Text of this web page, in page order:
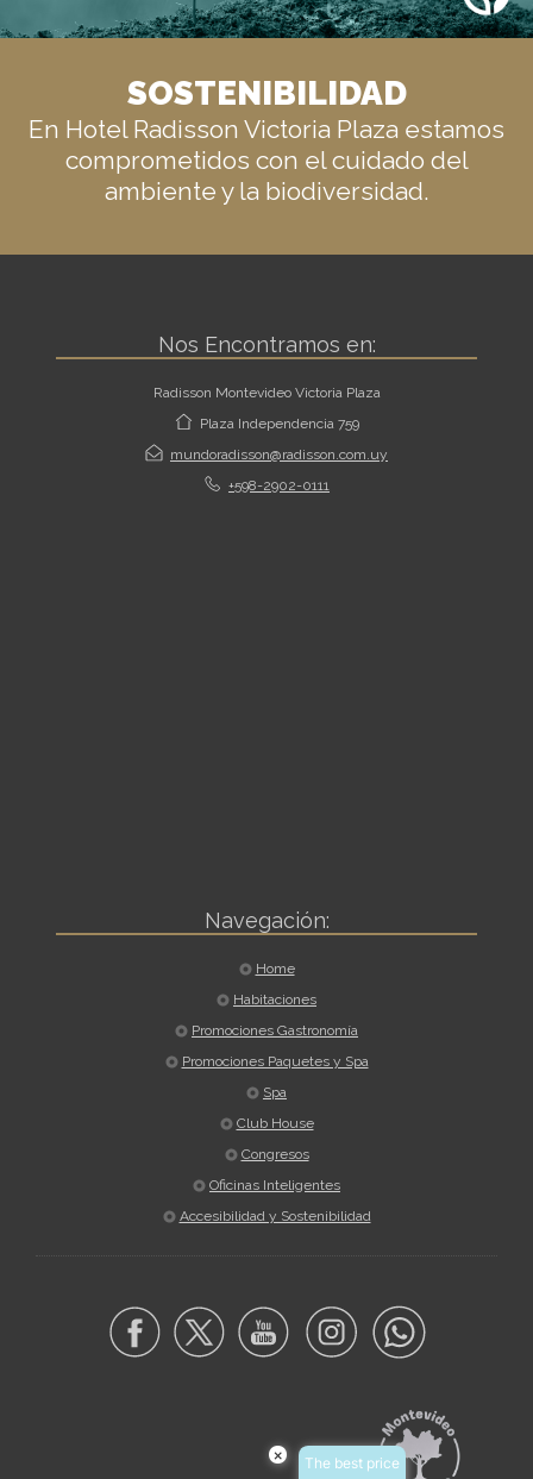
SOSTENIBILIDAD
En Hotel Radisson Victoria Plaza estamos
comprometidos con el cuidado del
ambiente y la biodiversidad.
Nos Encontramos en:
Radisson Montevideo Victoria Plaza
Plaza Independencia 759
mundoradisson@radisson.com.uy
+598-2902-0111
Navegación:
Home
Habitaciones
Promociones Gastronomía
Promociones Paquetes y Spa
Spa
Club House
Congresos
Oficinas Inteligentes
Accesibilidad y Sostenibilidad
×
The best price